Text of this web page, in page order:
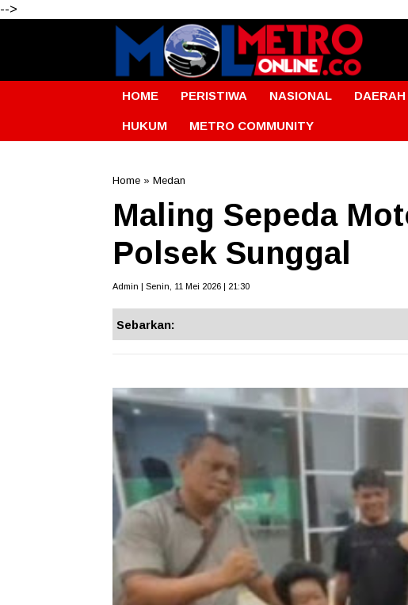
-->
HOME PERISTIWA NASIONAL DAERAH
HUKUM METRO COMMUNITY
Home » Medan
Maling Sepeda
Polsek Sunggal
Admin | Senin, 11 Mei 2026 | 21:30
Sebarkan: